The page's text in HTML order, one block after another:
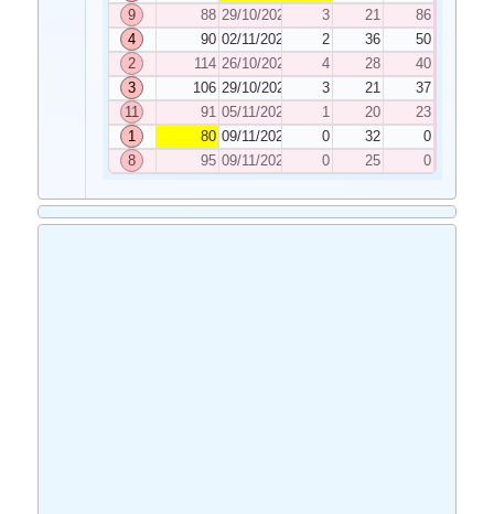
9
88 29/10/2021 3 21
86
4
90 02/11/2021 2 36
50
2
114 26/10/2021 4 28
40
3
106 29/10/2021 3 21
37
11
91 05/11/2021 1 20
23
1
80 09/11/2021 0 32
0
8
95 09/11/2021 0 25 0